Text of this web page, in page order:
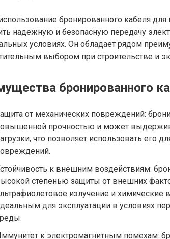
бронированного кабеля
надежную и безопасную передачу
условиях. Он обладает рядом
выбором при строительстве и
бронированного
от механических повреждений:
прочностью и может
что позволяет использовать его
к внешним воздействиям:
степенью защиты от внешних
излучение и химические
для эксплуатации в условиях
к электромагнитным помехам: